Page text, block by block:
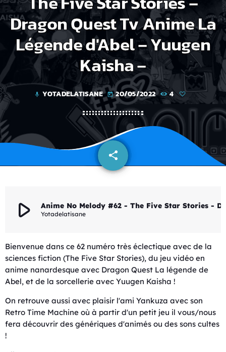
Dragon Quest Tv Anime La
Légende d'Abel – Yuugen
Kaisha –
mic YOTADELATISANE today 20/05/2022 4
share
email
play_arrow Yotadelatisane
Bienvenue dans ce 62 numéro très éclectique avec de la
sciences fiction (The Five Star Stories), du jeu vidéo en
anime nanardesque avec Dragon Quest La légende de
Abel, et de la sorcellerie avec Yuugen Kaisha !
On retrouve aussi avec plaisir l'ami Yankuza avec son
Retro Time Machine où à partir d'un petit jeu il vous/nous
fera découvrir des génériques d'animés ou des sons cultes
!